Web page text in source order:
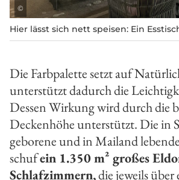
©
Hier lässt sich nett speisen: Ein
Die Farbpalette setzt auf
unterstützt dadurch die
Dessen Wirkung wird durch die
Deckenhöhe unterstützt. Die in
geborene und in Mailand
schufein 1.350 m² großes
Schlafzimmern,die jeweils über